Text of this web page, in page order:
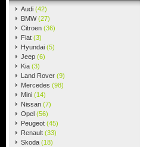
Audi (42)
BMW(27)
Citroen (36)
Fiat (3)
Hyundai (5)
Jeep (6)
Kia (3)
Land Rover (9)
Mercedes (98)
Mini (14)
Nissan (7)
Opel (56)
Peugeot (45)
Renault (33)
Skoda (18)